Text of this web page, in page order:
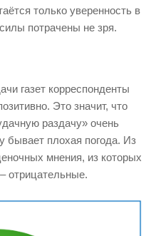
только уверенность в
потрачены не зря.
газет корреспонденты
Это значит, что
раздачу» очень
бывает плохая погода. Из
мнения, из которых
отрицательные.